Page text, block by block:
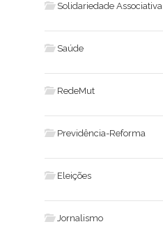
Solidariedade Associativa
Saúde
RedeMut
Previdência-Reforma
Eleições
Jornalismo